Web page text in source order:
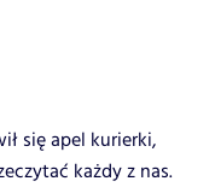
się apel kurierki,
każdy z nas.